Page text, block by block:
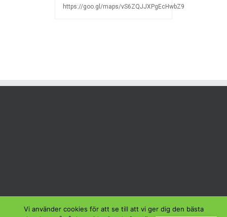
https://goo.gl/maps/vS6ZQJJXPgEcHwbZ9
Vi använder cookies för att se till att vi ger dig den bästa